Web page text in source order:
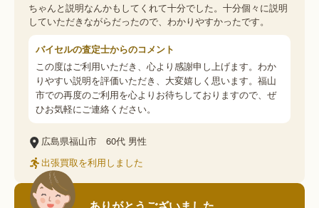
ちゃんと説明なんかもしてくれて十分でした。十分個々に説明
していただきながらだったので、わかりやすかったです。
バイセルの査定士からのコメント
この度はご利用いただき、心より感謝申し上げます。わか
りやすい説明を評価いただき、大変嬉しく思います。福山
市での再度のご利用を心よりお待ちしておりますので、ぜ
ひお気軽にご連絡ください。
広島県福山市 60代 男性
出張買取を利用しました